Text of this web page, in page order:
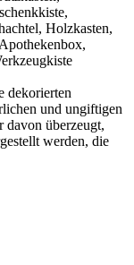
Holzkasten,
und ungiftigen
davon überzeugt,
werden, die